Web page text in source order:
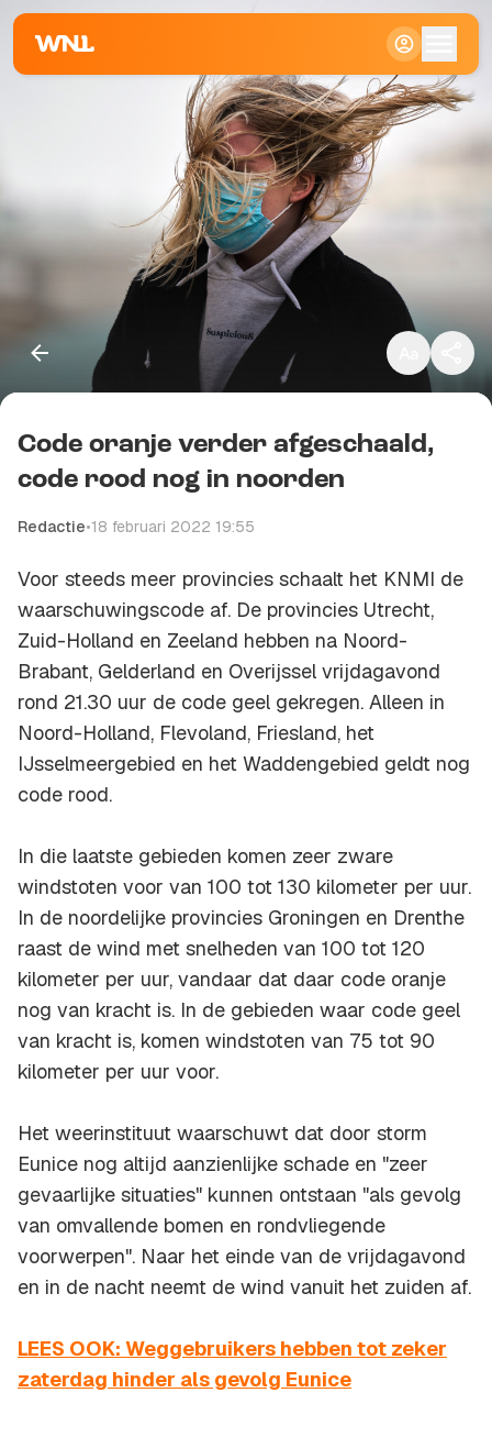
Klein
Standaard
Kopieer link
Code oranje verder afgeschaald,
code rood nog in noorden
Redactie•18 februari 2022 19:55
Voor steeds meer provincies schaalt het KNMI de
waarschuwingscode af. De provincies Utrecht,
Zuid-Holland en Zeeland hebben na Noord-
Brabant, Gelderland en Overijssel vrijdagavond
rond 21.30 uur de code geel gekregen. Alleen in
Noord-Holland, Flevoland, Friesland, het
IJsselmeergebied en het Waddengebied geldt nog
code rood.
In die laatste gebieden komen zeer zware
windstoten voor van 100 tot 130 kilometer per uur.
In de noordelijke provincies Groningen en Drenthe
raast de wind met snelheden van 100 tot 120
kilometer per uur, vandaar dat daar code oranje
nog van kracht is. In de gebieden waar code geel
van kracht is, komen windstoten van 75 tot 90
kilometer per uur voor.
Het weerinstituut waarschuwt dat door storm
Eunice nog altijd aanzienlijke schade en "zeer
gevaarlijke situaties" kunnen ontstaan "als gevolg
van omvallende bomen en rondvliegende
voorwerpen". Naar het einde van de vrijdagavond
en in de nacht neemt de wind vanuit het zuiden af.
LEES OOK: Weggebruikers hebben tot zeker
zaterdag hinder als gevolg Eunice